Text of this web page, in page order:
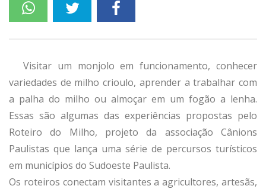
Visitar um monjolo em funcionamento, conhecer
variedades de milho crioulo, aprender a trabalhar com
a palha do milho ou almoçar em um fogão a lenha.
Essas são algumas das experiências propostas pelo
Roteiro do Milho, projeto da associação Cânions
Paulistas que lança uma série de percursos turísticos
em municípios do Sudoeste Paulista.
Os roteiros conectam visitantes a agricultores, artesãs,